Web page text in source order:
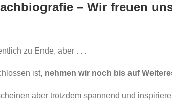
– Wir freuen
zu Ende, aber . . .
ist, nehmen wir noch bis auf
aber trotzdem spannend und